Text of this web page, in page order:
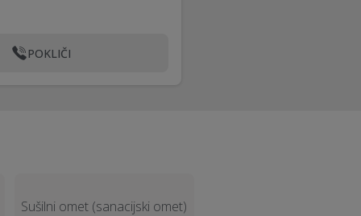
POKLIČI
Sušilni omet (sanacijski omet)